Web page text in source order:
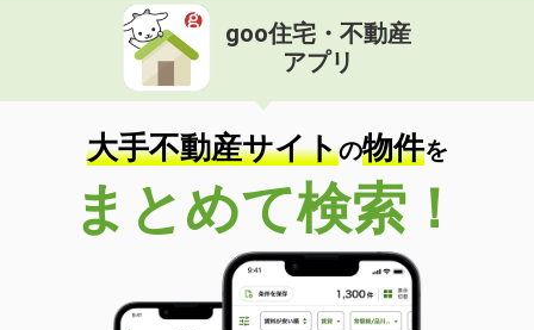
goo住宅・不動産
アプリ
大手不動産サイトの物件を
まとめて検索！